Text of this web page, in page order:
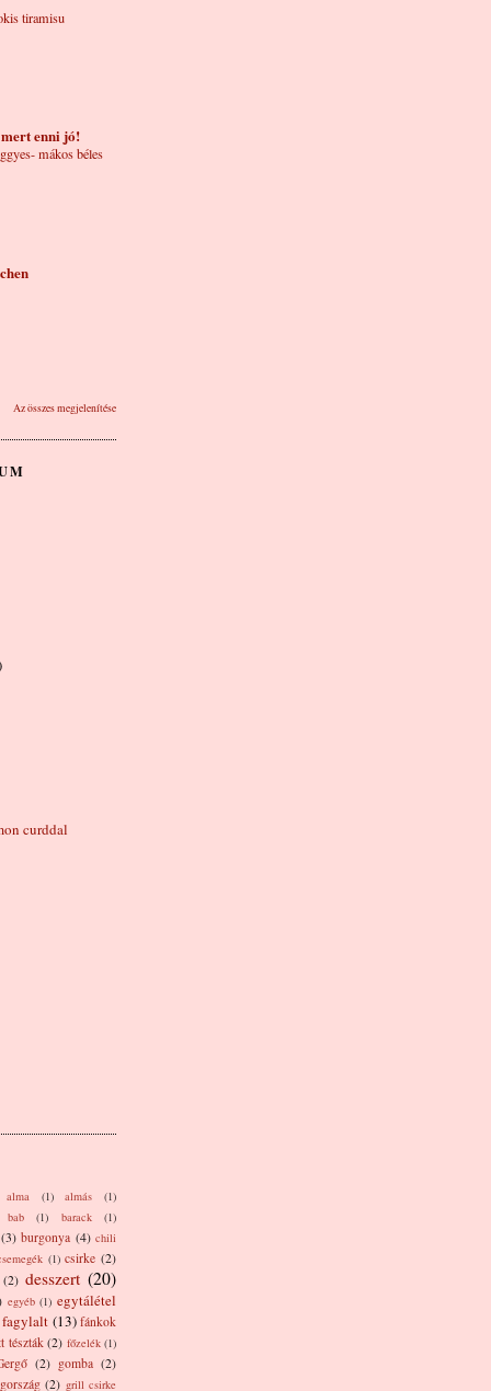
tiramisu
enni jó!
mákos béles
Az összes megjelenítése
curddal
alma (1) almás (1)
bab (1) barack
(1)
(3) burgonya (4) chili
(1) csirke (2)
(2) desszert (20)
egyéb (1) egytálétel
fagylalt (13) fánkok
tészták (2) főzelék (1)
(2) gomba (2)
(2) grill csirke